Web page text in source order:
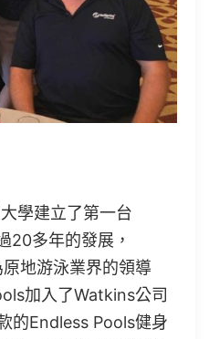
學建立了第一台
20多年的發展，
地游泳業界的領導
加入了Watkins公司
的Endless Pools健身